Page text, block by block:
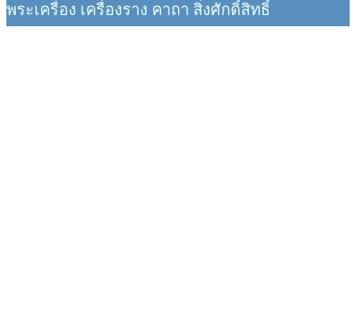
พระเครื่อง เครื่องราง คาถา สิ่งศักดิ์สิทธิ์